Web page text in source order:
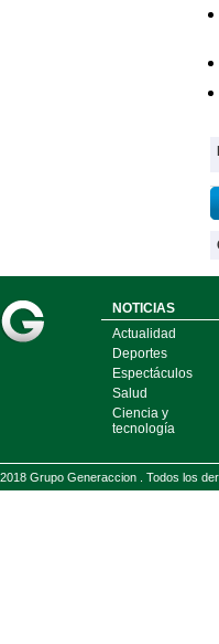
NOTICIAS
Actualidad
Deportes
Espectáculos
Salud
Ciencia y
tecnología
2018 Grupo Generaccion . Todos los